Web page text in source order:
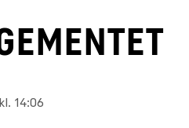
14:06